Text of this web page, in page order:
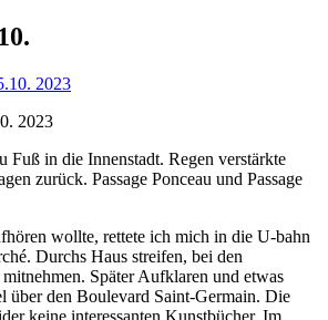
2023
Fuß in die Innenstadt. Regen verstärkte
zurück. Passage Ponceau und Passage
wollte, rettete ich mich in die U-bahn
Durchs Haus streifen, bei den
Später Aufklaren und etwas
über den Boulevard Saint-Germain. Die
keine interessanten Kunstbücher. Im